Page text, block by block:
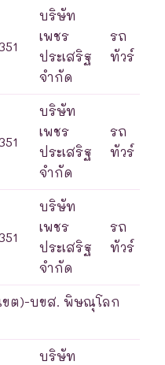
บริษัท
เพชร
ประเสริฐ
จำกัด
รถ
ทัวร์
บริษัท
เพชร
ประเสริฐ
จำกัด
รถ
ทัวร์
บริษัท
เพชร
ประเสริฐ
จำกัด
รถ
ทัวร์
ขต)-บขส. พิษณุโลก
บริษัท